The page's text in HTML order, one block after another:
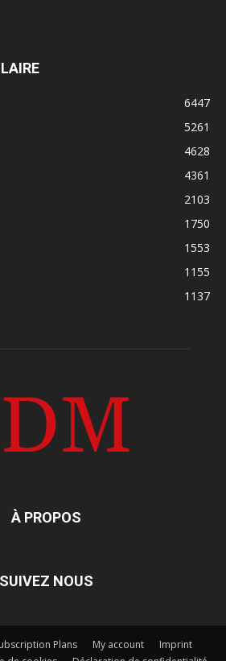
6447
5261
4628
4361
2103
1750
1553
1155
1137
À PROPOS
SUIVEZ NOUS
Plans My account
Imprint